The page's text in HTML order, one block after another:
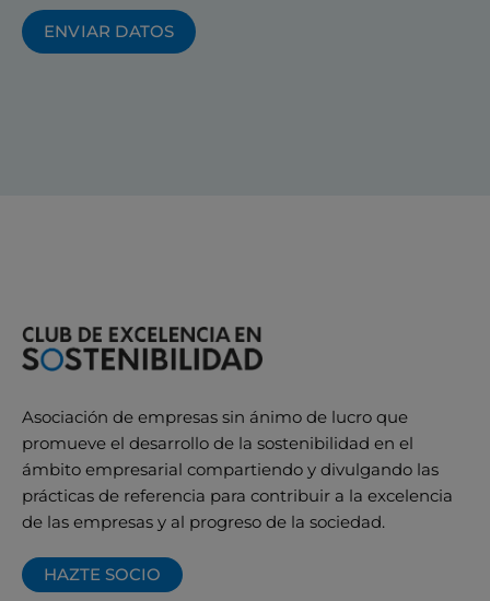
ENVIAR DATOS
Asociación de empresas sin ánimo de lucro que
promueve el desarrollo de la sostenibilidad en el
ámbito empresarial compartiendo y divulgando las
prácticas de referencia para contribuir a la excelencia
de las empresas y al progreso de la sociedad.
HAZTE SOCIO